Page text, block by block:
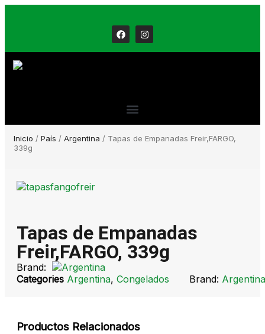
Inicio / País / Argentina / Tapas de Empanadas Freir,FARGO,
339g
Tapas de Empanadas
Freir,FARGO, 339g
Brand:
Categories Argentina, Congelados Brand: Argentina
Productos Relacionados